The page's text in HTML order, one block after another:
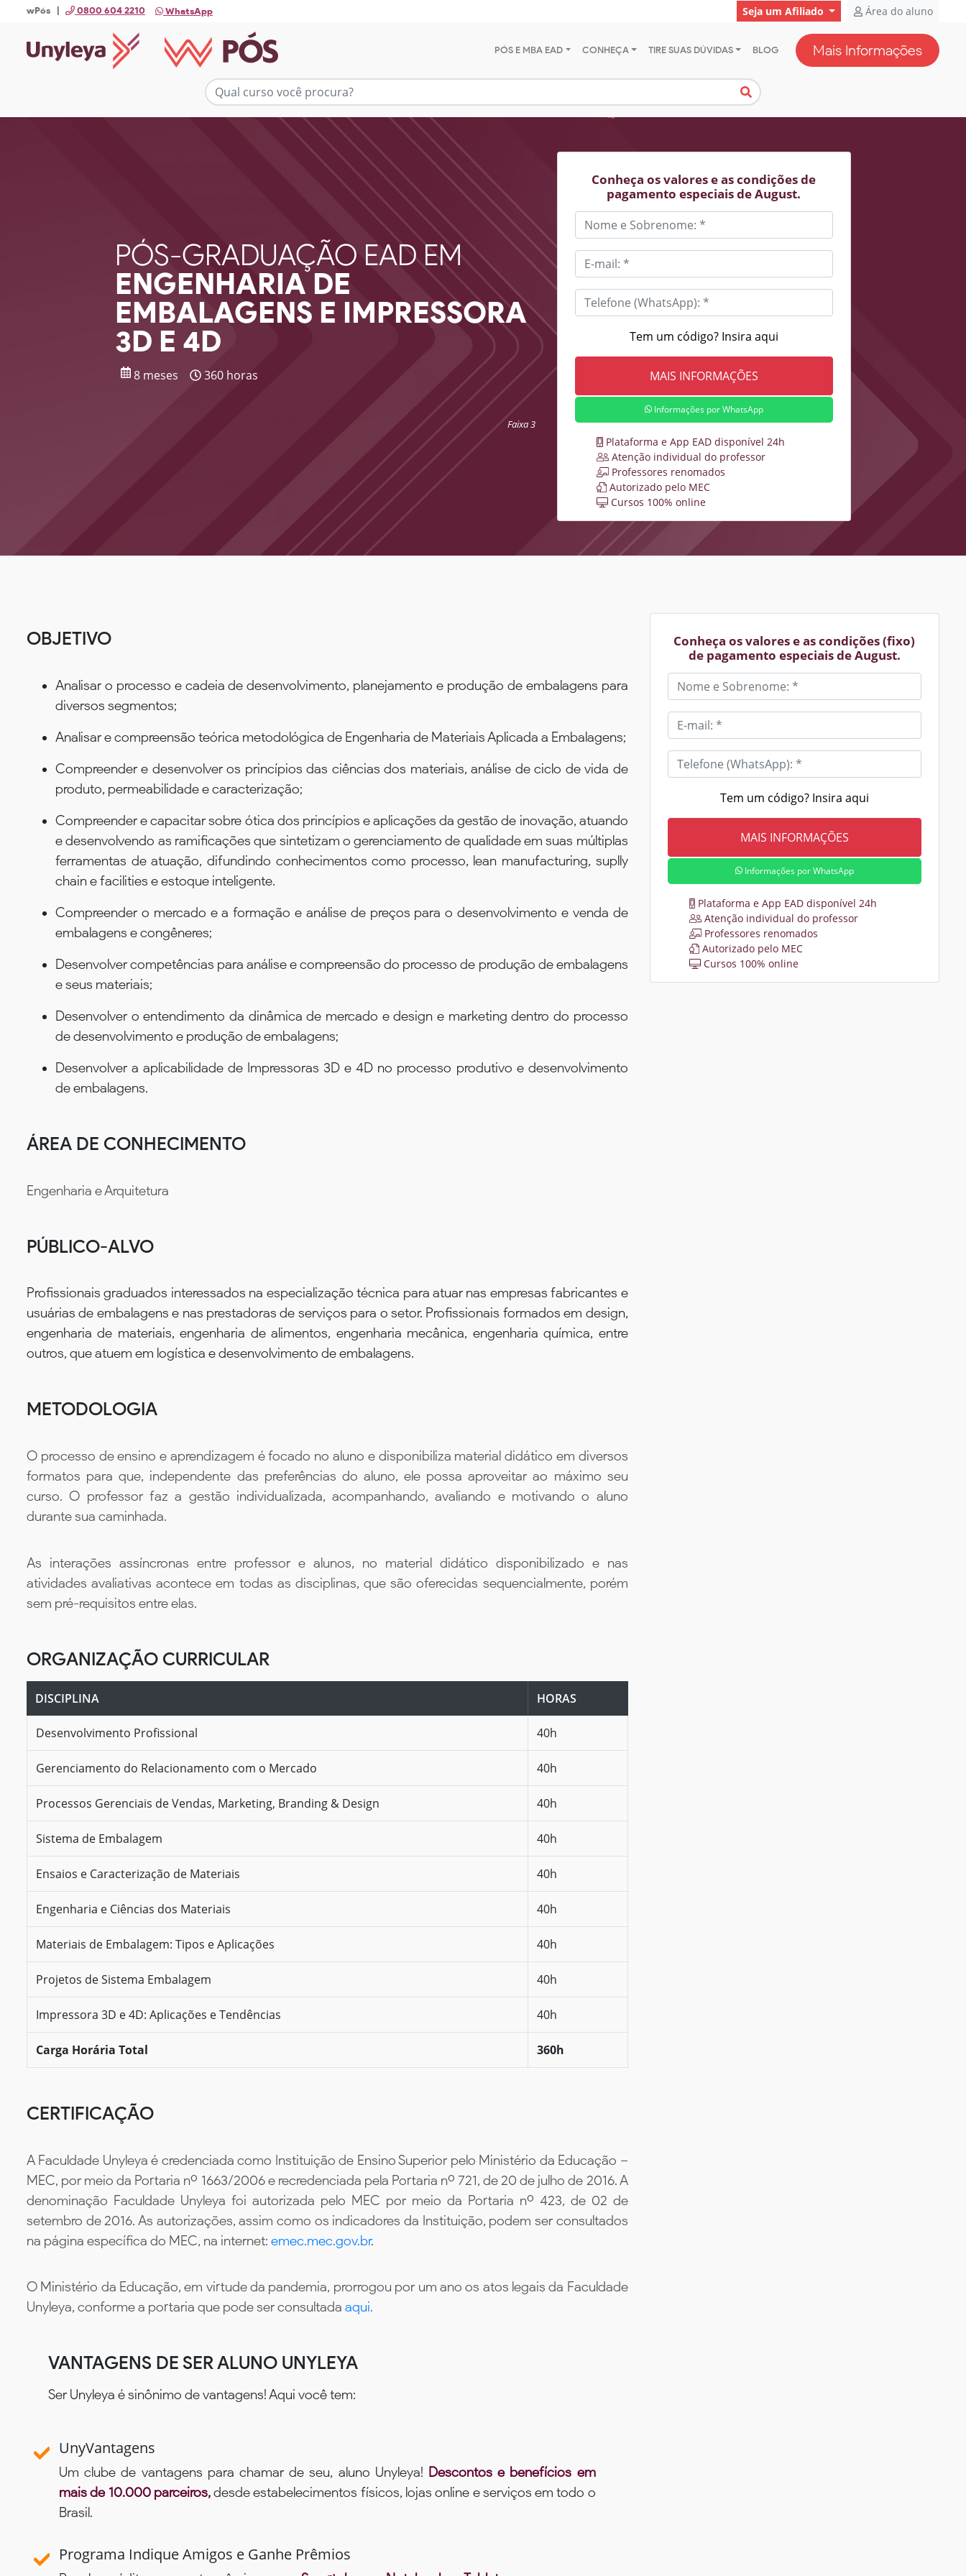
wPós | 0800 604 2210 WhatsApp Seja um Afiliado Área do aluno
PÓS E MBA EAD CONHEÇA TIRE SUAS DÚVIDAS BLOG Mais Informações
PÓS-GRADUAÇÃO EAD EM
ENGENHARIA DE
EMBALAGENS E IMPRESSORA
3D E 4D
8 meses 360 horas
Faixa 3
Conheça os valores e as condições de
pagamento especiais de August.
Tem um código? Insira aqui
Informações por WhatsApp
Plataforma e App EAD disponível 24h
Atenção individual do professor
Professores renomados
Autorizado pelo MEC
Cursos 100% online
OBJETIVO
Analisar o processo e cadeia de desenvolvimento, planejamento e produção de embalagens para
diversos segmentos;
Analisar e compreensão teórica metodológica de Engenharia de Materiais Aplicada a Embalagens;
Compreender e desenvolver os princípios das ciências dos materiais, análise de ciclo de vida de
produto, permeabilidade e caracterização;
Compreender e capacitar sobre ótica dos princípios e aplicações da gestão de inovação, atuando
e desenvolvendo as ramificações que sintetizam o gerenciamento de qualidade em suas múltiplas
ferramentas de atuação, difundindo conhecimentos como processo, lean manufacturing, suplly
chain e facilities e estoque inteligente.
Compreender o mercado e a formação e análise de preços para o desenvolvimento e venda de
embalagens e congêneres;
Desenvolver competências para análise e compreensão do processo de produção de embalagens
e seus materiais;
Desenvolver o entendimento da dinâmica de mercado e design e marketing dentro do processo
de desenvolvimento e produção de embalagens;
Desenvolver a aplicabilidade de Impressoras 3D e 4D no processo produtivo e desenvolvimento
de embalagens.
ÁREA DE CONHECIMENTO
Engenharia e Arquitetura
PÚBLICO-ALVO
Profissionais graduados interessados na especialização técnica para atuar nas empresas fabricantes e
usuárias de embalagens e nas prestadoras de serviços para o setor. Profissionais formados em design,
engenharia de materiais, engenharia de alimentos, engenharia mecânica, engenharia química, entre
outros, que atuem em logística e desenvolvimento de embalagens.
METODOLOGIA
O processo de ensino e aprendizagem é focado no aluno e disponibiliza material didático em diversos
formatos para que, independente das preferências do aluno, ele possa aproveitar ao máximo seu
curso. O professor faz a gestão individualizada, acompanhando, avaliando e motivando o aluno
durante sua caminhada.
As interações assíncronas entre professor e alunos, no material didático disponibilizado e nas
atividades avaliativas acontece em todas as disciplinas, que são oferecidas sequencialmente, porém
sem pré-requisitos entre elas.
ORGANIZAÇÃO CURRICULAR
DISCIPLINA HORAS
Desenvolvimento Profissional 40h
Gerenciamento do Relacionamento com o Mercado 40h
Processos Gerenciais de Vendas, Marketing, Branding & Design 40h
Sistema de Embalagem 40h
Ensaios e Caracterização de Materiais 40h
Engenharia e Ciências dos Materiais 40h
Materiais de Embalagem: Tipos e Aplicações 40h
Projetos de Sistema Embalagem 40h
Impressora 3D e 4D: Aplicações e Tendências 40h
Carga Horária Total 360h
CERTIFICAÇÃO
A Faculdade Unyleya é credenciada como Instituição de Ensino Superior pelo Ministério da Educação –
MEC, por meio da Portaria nº 1663/2006 e recredenciada pela Portaria nº 721, de 20 de julho de 2016. A
denominação Faculdade Unyleya foi autorizada pelo MEC por meio da Portaria nº 423, de 02 de
setembro de 2016. As autorizações, assim como os indicadores da Instituição, podem ser consultados
na página específica do MEC, na internet: emec.mec.gov.br.
O Ministério da Educação, em virtude da pandemia, prorrogou por um ano os atos legais da Faculdade
Unyleya, conforme a portaria que pode ser consultada aqui.
VANTAGENS DE SER ALUNO UNYLEYA
Ser Unyleya é sinônimo de vantagens! Aqui você tem:
UnyVantagens
Um clube de vantagens para chamar de seu, aluno Unyleya! Descontos e benefícios em
mais de 10.000 parceiros,desde estabelecimentos físicos, lojas online e serviços em todo o
Brasil.
Programa Indique Amigos e Ganhe Prêmios
Conheça os valores e as condições (fixo)
de pagamento especiais de August.
Tem um código? Insira aqui
Informações por WhatsApp
Plataforma e App EAD disponível 24h
Atenção individual do professor
Professores renomados
Autorizado pelo MEC
Cursos 100% online